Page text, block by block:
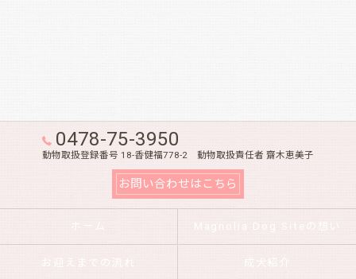
0478-75-3950
動物取扱登録番号 18-香健福778-2 動物取扱責任者 齋木恵美子
お問い合わせはこちら
ホーム Magnolia Dog Siteの想い
お迎えまでの流れ 成犬紹介